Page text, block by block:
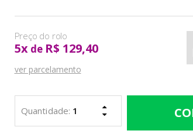
5xde R$ 129,40
ver parcelamento